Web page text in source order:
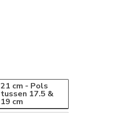
21 cm - Pols
tussen 17.5 &
19 cm